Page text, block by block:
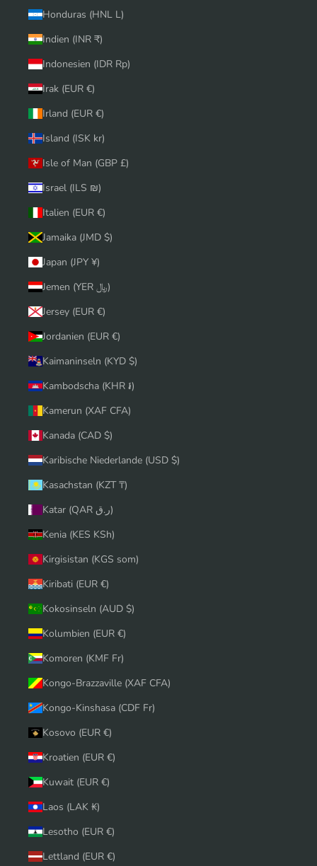
Honduras (HNL L)
Indien (INR ₹)
Indonesien (IDR Rp)
Irak (EUR €)
Irland (EUR €)
Island (ISK kr)
Isle of Man (GBP £)
Israel (ILS ₪)
Italien (EUR €)
Jamaika (JMD $)
Japan (JPY ¥)
Jemen (YER ﷼)
Jersey (EUR €)
Jordanien (EUR €)
Kaimaninseln (KYD $)
Kambodscha (KHR ៛)
Kamerun (XAF CFA)
Kanada (CAD $)
Karibische Niederlande (USD $)
Kasachstan (KZT ₸)
Katar (QAR ر.ق)
Kenia (KES KSh)
Kirgisistan (KGS som)
Kiribati (EUR €)
Kokosinseln (AUD $)
Kolumbien (EUR €)
Komoren (KMF Fr)
Kongo-Brazzaville (XAF CFA)
Kongo-Kinshasa (CDF Fr)
Kosovo (EUR €)
Kroatien (EUR €)
Kuwait (EUR €)
Laos (LAK ₭)
Lesotho (EUR €)
Lettland (EUR €)